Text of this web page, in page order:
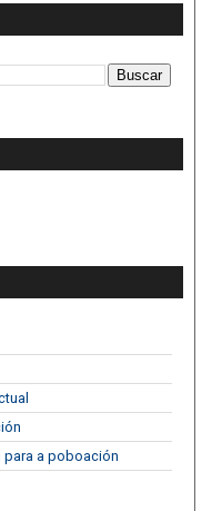
para a poboación